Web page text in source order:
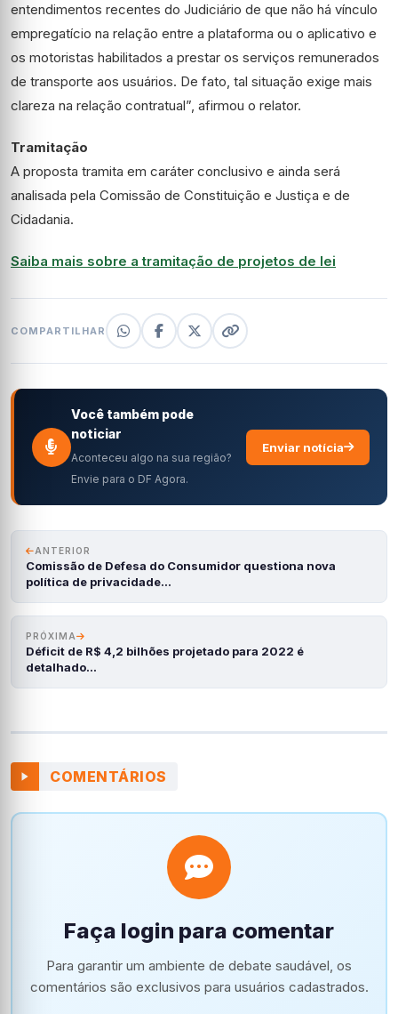
entendimentos recentes do Judiciário de que não há vínculo
empregatício na relação entre a plataforma ou o aplicativo e
os motoristas habilitados a prestar os serviços remunerados
de transporte aos usuários. De fato, tal situação exige mais
clareza na relação contratual”, afirmou o relator.
Tramitação
A proposta tramita em caráter conclusivo e ainda será
analisada pela Comissão de Constituição e Justiça e de
Cidadania.
Saiba mais sobre a tramitação de projetos de lei
COMPARTILHAR
Você também pode
noticiar
Aconteceu algo na sua região?
Envie para o DF Agora.
Enviar notícia
ANTERIOR
Comissão de Defesa do Consumidor questiona nova
política de privacidade…
PRÓXIMA
Déficit de R$ 4,2 bilhões projetado para 2022 é
detalhado…
COMENTÁRIOS
Faça login para comentar
Para garantir um ambiente de debate saudável, os
comentários são exclusivos para usuários cadastrados.